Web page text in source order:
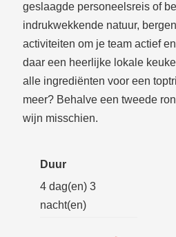
geslaagde personeelsreis of
indrukwekkende natuur,
activiteiten om je team actief
daar een heerlijke lokale
alle ingrediënten voor een
meer? Behalve een tweede
wijn misschien.
Duur
4 dag(en) 3
nacht(en)